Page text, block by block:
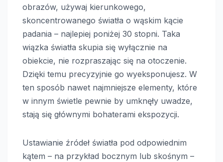
obrazów, używaj kierunkowego,
skoncentrowanego światła o wąskim kącie
padania – najlepiej poniżej 30 stopni. Taka
wiązka światła skupia się wyłącznie na
obiekcie, nie rozpraszając się na otoczenie.
Dzięki temu precyzyjnie go wyeksponujesz. W
ten sposób nawet najmniejsze elementy, które
w innym świetle pewnie by umknęły uwadze,
stają się głównymi bohaterami ekspozycji.
Ustawianie źródeł światła pod odpowiednim
kątem – na przykład bocznym lub skośnym –